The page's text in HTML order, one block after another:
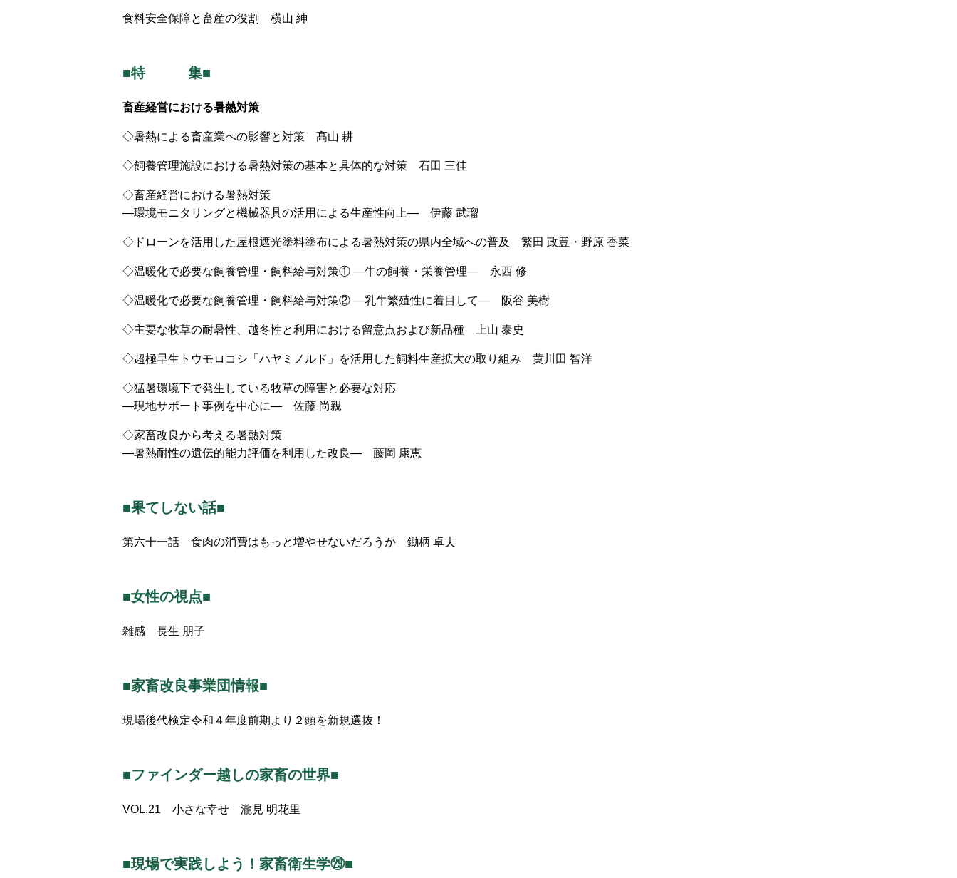
食料安全保障と畜産の役割 横山 紳
■特 集■
畜産経営における暑熱対策
◇暑熱による畜産業への影響と対策 髙山 耕
◇飼養管理施設における暑熱対策の基本と具体的な対策 石田 三佳
◇畜産経営における暑熱対策
―環境モニタリングと機械器具の活用による生産性向上― 伊藤 武瑠
◇ドローンを活用した屋根遮光塗料塗布による暑熱対策の県内全域への普及 繁田 政豊・野原 香菜
◇温暖化で必要な飼養管理・飼料給与対策① ―牛の飼養・栄養管理― 永西 修
◇温暖化で必要な飼養管理・飼料給与対策② ―乳牛繁殖性に着目して― 阪谷 美樹
◇主要な牧草の耐暑性、越冬性と利用における留意点および新品種 上山 泰史
◇超極早生トウモロコシ「ハヤミノルド」を活用した飼料生産拡大の取り組み 黄川田 智洋
◇猛暑環境下で発生している牧草の障害と必要な対応
―現地サポート事例を中心に― 佐藤 尚親
◇家畜改良から考える暑熱対策
―暑熱耐性の遺伝的能力評価を利用した改良― 藤岡 康恵
■果てしない話■
第六十一話 食肉の消費はもっと増やせないだろうか 鋤柄 卓夫
■女性の視点■
雑感 長生 朋子
■家畜改良事業団情報■
現場後代検定令和４年度前期より２頭を新規選抜！
■ファインダー越しの家畜の世界■
VOL.21 小さな幸せ 瀧見 明花里
■現場で実践しよう！家畜衛生学㉙■